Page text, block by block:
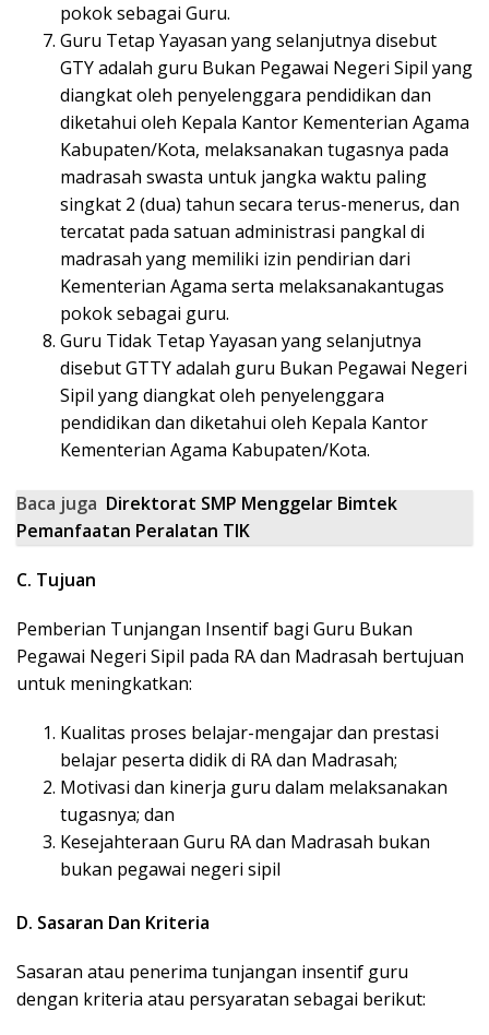
pokok sebagai Guru.
Guru Tetap Yayasan yang selanjutnya disebut
GTY adalah guru Bukan Pegawai Negeri Sipil yang
diangkat oleh penyelenggara pendidikan dan
diketahui oleh Kepala Kantor Kementerian Agama
Kabupaten/Kota, melaksanakan tugasnya pada
madrasah swasta untuk jangka waktu paling
singkat 2 (dua) tahun secara terus-menerus, dan
tercatat pada satuan administrasi pangkal di
madrasah yang memiliki izin pendirian dari
Kementerian Agama serta melaksanakantugas
pokok sebagai guru.
Guru Tidak Tetap Yayasan yang selanjutnya
disebut GTTY adalah guru Bukan Pegawai Negeri
Sipil yang diangkat oleh penyelenggara
pendidikan dan diketahui oleh Kepala Kantor
Kementerian Agama Kabupaten/Kota.
Baca juga Direktorat SMP Menggelar Bimtek
Pemanfaatan Peralatan TIK
C. Tujuan
Pemberian Tunjangan Insentif bagi Guru Bukan
Pegawai Negeri Sipil pada RA dan Madrasah bertujuan
untuk meningkatkan:
Kualitas proses belajar-mengajar dan prestasi
belajar peserta didik di RA dan Madrasah;
Motivasi dan kinerja guru dalam melaksanakan
tugasnya; dan
Kesejahteraan Guru RA dan Madrasah bukan
bukan pegawai negeri sipil
D. Sasaran Dan Kriteria
Sasaran atau penerima tunjangan insentif guru
dengan kriteria atau persyaratan sebagai berikut: